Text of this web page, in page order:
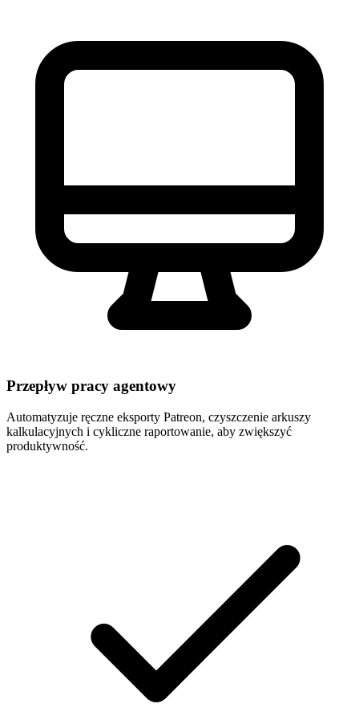
Przepływ pracy agentowy
Automatyzuje ręczne eksporty Patreon, czyszczenie arkuszy
kalkulacyjnych i cykliczne raportowanie, aby zwiększyć
produktywność.